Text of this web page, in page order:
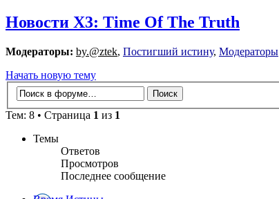
Новости X3: Time Of The Truth
Модераторы: by.@ztek, Постигший истину, Модераторы
Начать новую тему
Тем: 8 • Страница 1 из 1
Темы
Ответов
Просмотров
Последнее сообщение